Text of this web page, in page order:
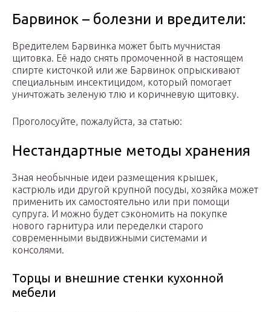
Барвинок – болезни и вредители:
Вредителем Барвинка может быть мучнистая
щитовка. Её надо снять промоченной в настоящем
спирте кисточкой или же Барвинок опрыскивают
специальным инсектицидом, который помогает
уничтожать зеленую тлю и коричневую щитовку.
Проголосуйте, пожалуйста, за статью:
Нестандартные методы хранения
Зная необычные идеи размещения крышек,
кастрюль иди другой крупной посуды, хозяйка может
применить их самостоятельно или при помощи
супруга. И можно будет сэкономить на покупке
нового гарнитура или переделки старого
современными выдвижными системами и
консолями.
Торцы и внешние стенки кухонной
мебели